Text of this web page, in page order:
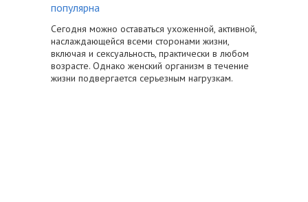
популярна
Сегодня можно оставаться ухоженной, активной,
наслаждающейся всеми сторонами жизни,
включая и сексуальность, практически в любом
возрасте. Однако женский организм в течение
жизни подвергается серьезным нагрузкам.